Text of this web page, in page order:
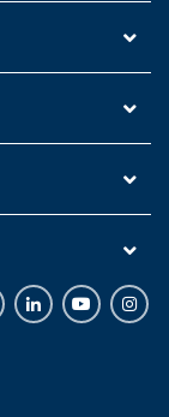
LinkedInYoutube